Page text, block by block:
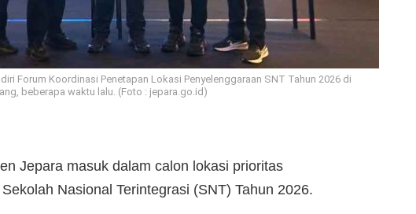
Forum Koordinasi Penetapan Lokasi Penyelenggaraan SNT Tahun 2026 di
beberapa waktu lalu. (Foto : jepara.go.id)
Jepara masuk dalam calon lokasi prioritas
Nasional Terintegrasi (SNT) Tahun 2026.